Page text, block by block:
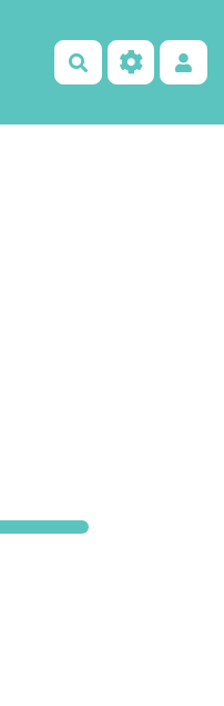
Rechercher